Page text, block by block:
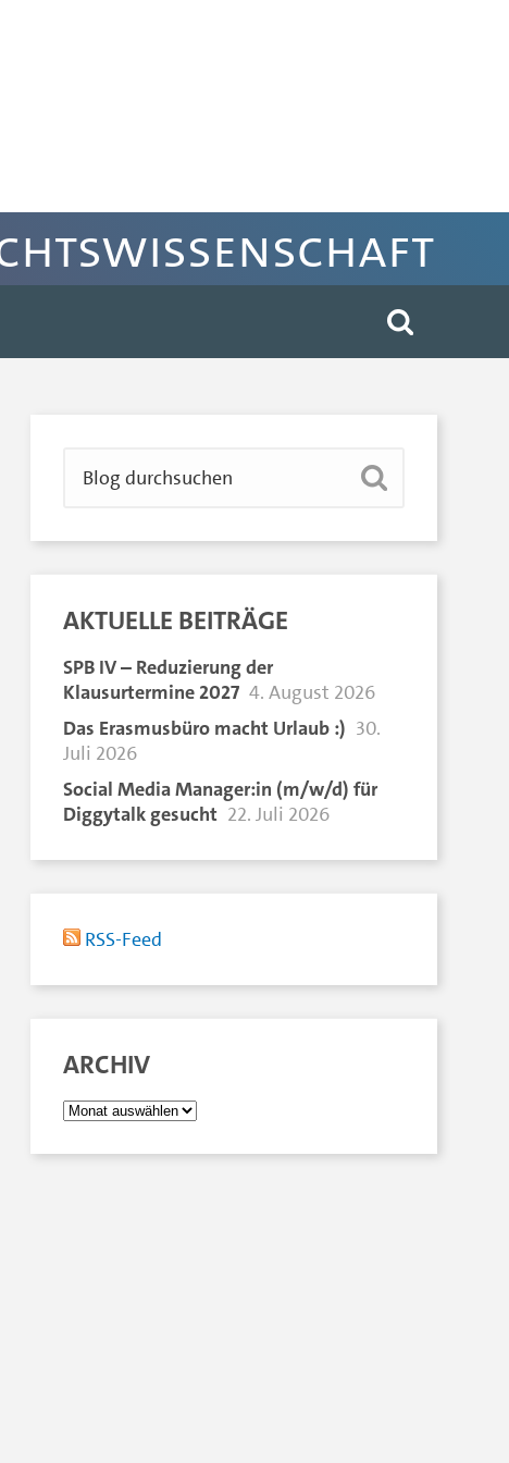
AKTUELLE BEITRÄGE
SPB IV – Reduzierung der
Klausurtermine 2027 4. August 2026
Das Erasmusbüro macht Urlaub :) 30.
Juli 2026
Social Media Manager:in (m/w/d) für
Diggytalk gesucht 22. Juli 2026
RSS-Feed
ARCHIV